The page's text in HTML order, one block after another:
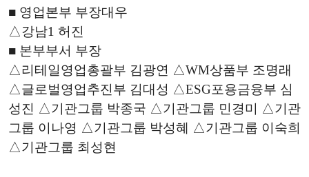
■ 영업본부 부장대우
△강남1 허진
■ 본부부서 부장
△리테일영업총괄부 김광연 △WM상품부 조명래
△글로벌영업추진부 김대성 △ESG포용금융부 심
성진 △기관그룹 박종국 △기관그룹 민경미 △기관
그룹 이나영 △기관그룹 박성혜 △기관그룹 이숙희
△기관그룹 최성현